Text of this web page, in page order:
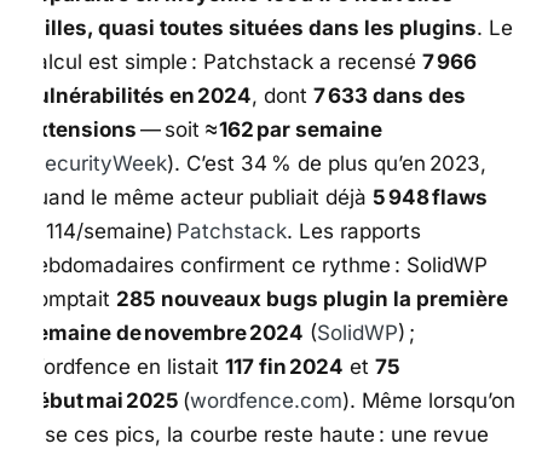
failles, quasi toutes situées dans les plugins. Le
calcul est simple : Patchstack a recensé 7 966
vulnérabilités en 2024, dont 7 633 dans des
extensions — soit ≈ 162 par semaine
SecurityWeek). C’est 34 % de plus qu’en 2023,
quand le même acteur publiait déjà 5 948 flaws
(≈ 114/semaine) Patchstack. Les rapports
hebdomadaires confirment ce rythme : SolidWP
comptait 285 nouveaux bugs plugin la première
semaine de novembre 2024 (SolidWP) ;
Wordfence en listait 117 fin 2024 et 75
début mai 2025 (wordfence.com). Même lorsqu’on
lisse ces pics, la courbe reste haute : une revue